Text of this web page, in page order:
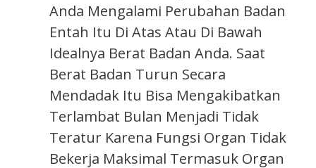
Anda Mengalami Perubahan Badan
Entah Itu Di Atas Atau Di Bawah
Idealnya Berat Badan Anda. Saat
Berat Badan Turun Secara
Mendadak Itu Bisa Mengakibatkan
Terlambat Bulan Menjadi Tidak
Teratur Karena Fungsi Organ Tidak
Bekerja Maksimal Termasuk Organ